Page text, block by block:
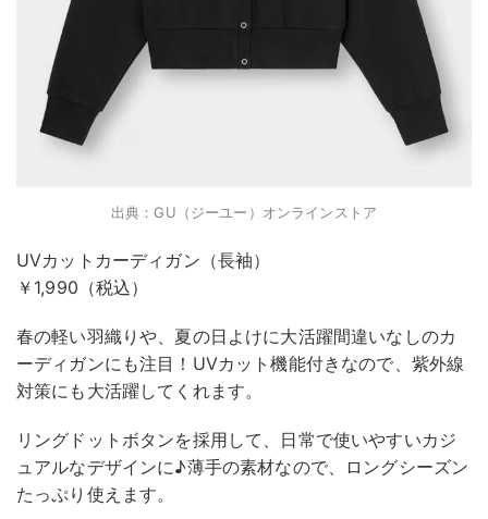
出典：GU（ジーユー）オンラインストア
UVカットカーディガン（長袖）
￥1,990（税込）
春の軽い羽織りや、夏の日よけに大活躍間違いなしのカ
ーディガンにも注目！UVカット機能付きなので、紫外線
対策にも大活躍してくれます。
リングドットボタンを採用して、日常で使いやすいカジ
ュアルなデザインに♪薄手の素材なので、ロングシーズン
たっぷり使えます。